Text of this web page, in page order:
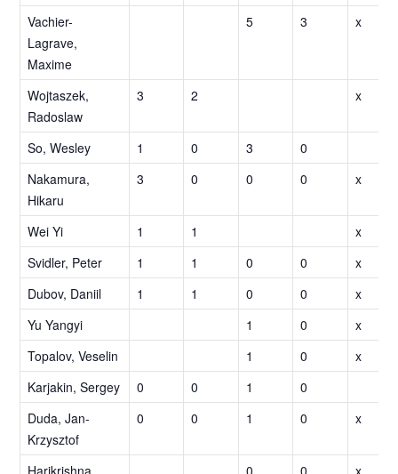
Vachier-
Lagrave,
Maxime
5 3 x
Wojtaszek,
Radoslaw
3 2 x
So, Wesley 1 0 3
0
Nakamura,
Hikaru
3 0 0 0 x
Wei Yi 1 1
x
Svidler, Peter
1 1 0 0
x
Dubov, Daniil
1 1 0 0
x
Yu Yangyi
1 0
x
Topalov, Veselin
1 0
x
Karjakin, Sergey
0 0 1
0
Duda, Jan-
Krzysztof
0 0 1 0 x
Harikrishna,
0 0 x